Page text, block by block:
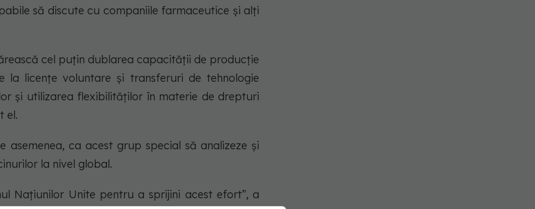
să discute cu companiile farmaceutice și alți
cel puțin dublarea capacității de producție
la licențe voluntare și transferuri de tehnologie
și utilizarea flexibilităților în materie de drepturi
el.
asemenea, ca acest grup special să analizeze și
la nivel global.
Națiunilor Unite pentru a sprijini acest efort”, a